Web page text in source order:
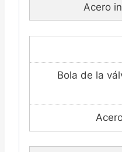
Acero
Bola de la